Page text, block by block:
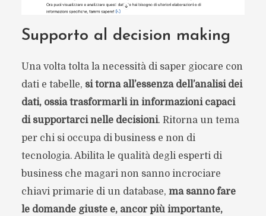
Supporto al decision making
Una volta tolta la necessità di saper giocare con
dati e tabelle, si torna all’essenza dell’analisi dei
dati, ossia trasformarli in informazioni capaci
di supportarci nelle decisioni. Ritorna un tema
per chi si occupa di business e non di
tecnologia. Abilita le qualità degli esperti di
business che magari non sanno incrociare
chiavi primarie di un database, ma sanno fare
le domande giuste e, ancor più importante,